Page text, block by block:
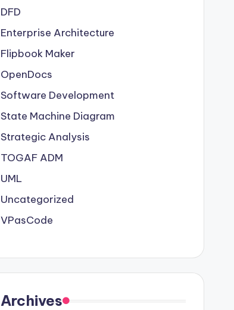
DFD
Enterprise Architecture
Flipbook Maker
OpenDocs
Software Development
State Machine Diagram
Strategic Analysis
TOGAF ADM
UML
Uncategorized
VPasCode
Archives